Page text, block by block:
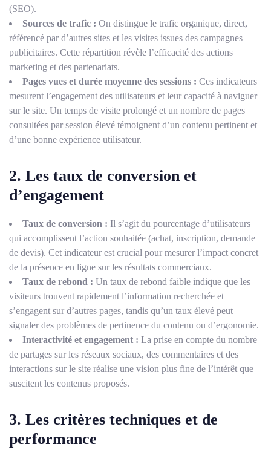
(SEO).
Sources de trafic : On distingue le trafic organique, direct,
référencé par d’autres sites et les visites issues des campagnes
publicitaires. Cette répartition révèle l’efficacité des actions
marketing et des partenariats.
Pages vues et durée moyenne des sessions : Ces indicateurs
mesurent l’engagement des utilisateurs et leur capacité à naviguer
sur le site. Un temps de visite prolongé et un nombre de pages
consultées par session élevé témoignent d’un contenu pertinent et
d’une bonne expérience utilisateur.
2. Les taux de conversion et
d’engagement
Taux de conversion : Il s’agit du pourcentage d’utilisateurs
qui accomplissent l’action souhaitée (achat, inscription, demande
de devis). Cet indicateur est crucial pour mesurer l’impact concret
de la présence en ligne sur les résultats commerciaux.
Taux de rebond : Un taux de rebond faible indique que les
visiteurs trouvent rapidement l’information recherchée et
s’engagent sur d’autres pages, tandis qu’un taux élevé peut
signaler des problèmes de pertinence du contenu ou d’ergonomie.
Interactivité et engagement : La prise en compte du nombre
de partages sur les réseaux sociaux, des commentaires et des
interactions sur le site réalise une vision plus fine de l’intérêt que
suscitent les contenus proposés.
3. Les critères techniques et de
performance